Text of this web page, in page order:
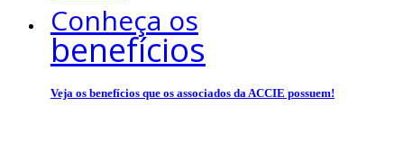
Conheça os
benefícios
Veja os benefícios que os associados da ACCIE possuem!